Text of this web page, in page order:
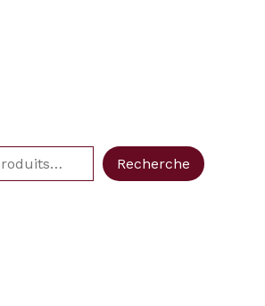
Recherche